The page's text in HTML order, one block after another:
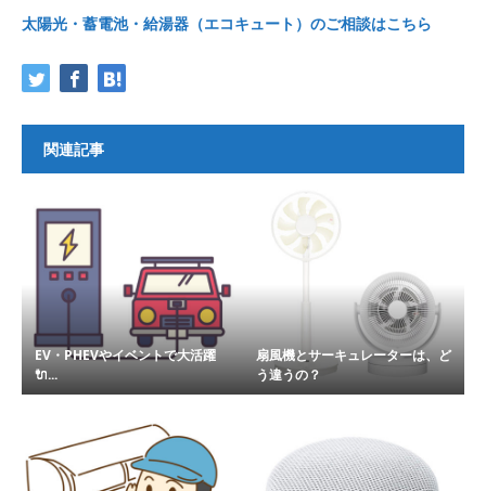
太陽光・蓄電池・給湯器（エコキュート）のご相談はこちら
関連記事
EV・PHEVやイベントで大活躍
🔌...
扇風機とサーキュレーターは、ど
う違うの？